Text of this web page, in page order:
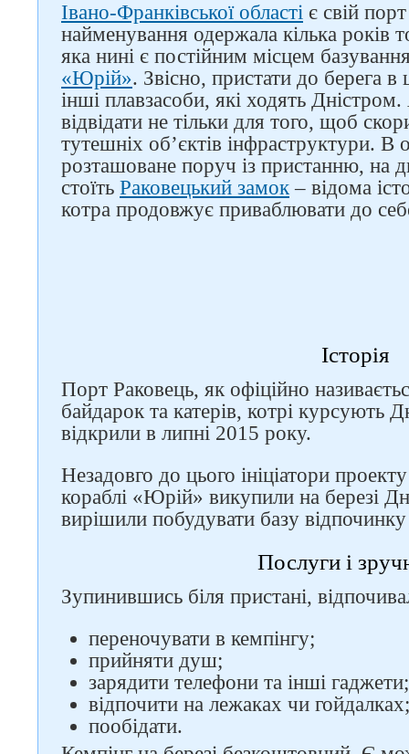
Івано-Франківської області є свій
найменування одержала кілька років
яка нині є постійним місцем
«Юрій». Звісно, пристати до берега
інші плавзасоби, які ходять
відвідати не тільки для того, щоб
тутешніх об’єктів інфраструктури.
розташоване поруч із пристанню, на
стоїть Раковецький замок– відома
котра продовжує приваблювати до
Історія
Порт Раковець, як офіційно
байдарок та катерів, котрі курсують
відкрили в липні 2015 року.
Незадовго до цього ініціатори
кораблі «Юрій» викупили на березі
вирішили побудувати базу
Послуги і
Зупинившись біля пристані,
переночувати в кемпінгу;
прийняти душ;
зарядити телефони та інші гаджети;
відпочити на лежаках чи гойдалках;
пообідати.